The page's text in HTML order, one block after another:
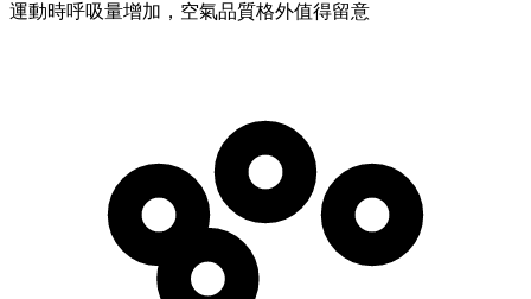
運動時呼吸量增加，空氣品質格外值得留意